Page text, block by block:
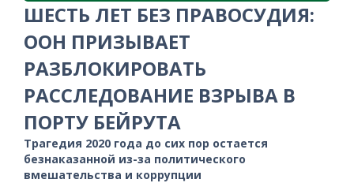
ШЕСТЬ ЛЕТ БЕЗ ПРАВОСУДИЯ:
ООН ПРИЗЫВАЕТ
РАЗБЛОКИРОВАТЬ
РАССЛЕДОВАНИЕ ВЗРЫВА В
ПОРТУ БЕЙРУТА
Трагедия 2020 года до сих пор остается
безнаказанной из-за политического
вмешательства и коррупции